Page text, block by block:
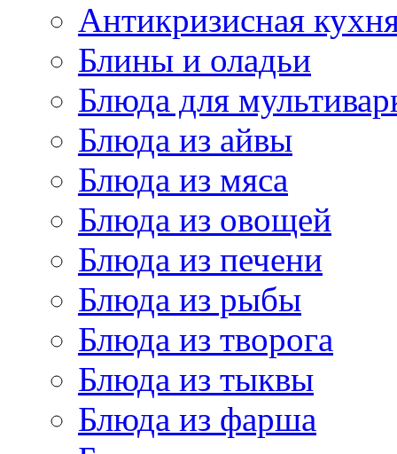
Антикризисная
Блины и оладьи
Блюда для
Блюда из айвы
Блюда из мяса
Блюда из овощей
Блюда из печени
Блюда из рыбы
Блюда из творога
Блюда из тыквы
Блюда из фарша